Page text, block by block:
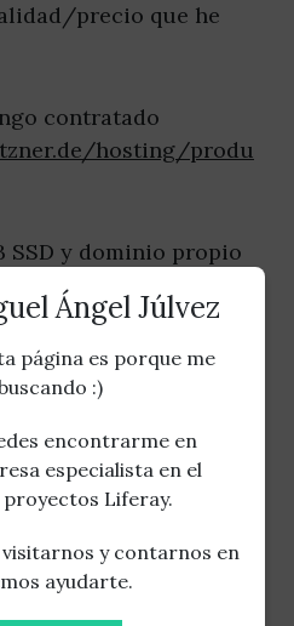
precio que he
contratado
hosting/produ
SSD y dominio propio
que está muy
vServer este portalito
para probar los
y la verdad es que
Ángel Júlvez
página es porque me
:)
encontrarme en
especialista en el
Liferay.
y contarnos en
ayudarte.